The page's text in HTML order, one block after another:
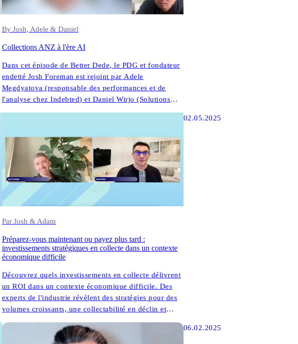
By Josh, Adele & Daniel
Collections ANZ à l'ère AI
Dans cet épisode de Better Dede, le PDG et fondateur
endetté Josh Foreman est rejoint par Adele
Megdyatova (responsable des performances et de
l'analyse chez Indebted) et Daniel Wirjo (Solutions
02.05.2025
Par Josh & Adam
Préparez-vous maintenant ou payez plus tard :
investissements stratégiques en collecte dans un contexte
économique difficile
Découvrez quels investissements en collecte délivrent
un ROI dans un contexte économique difficile. Des
experts de l'industrie révèlent des stratégies pour des
volumes croissants, une collectabilité en déclin et
28.02.2025
06.02.2025